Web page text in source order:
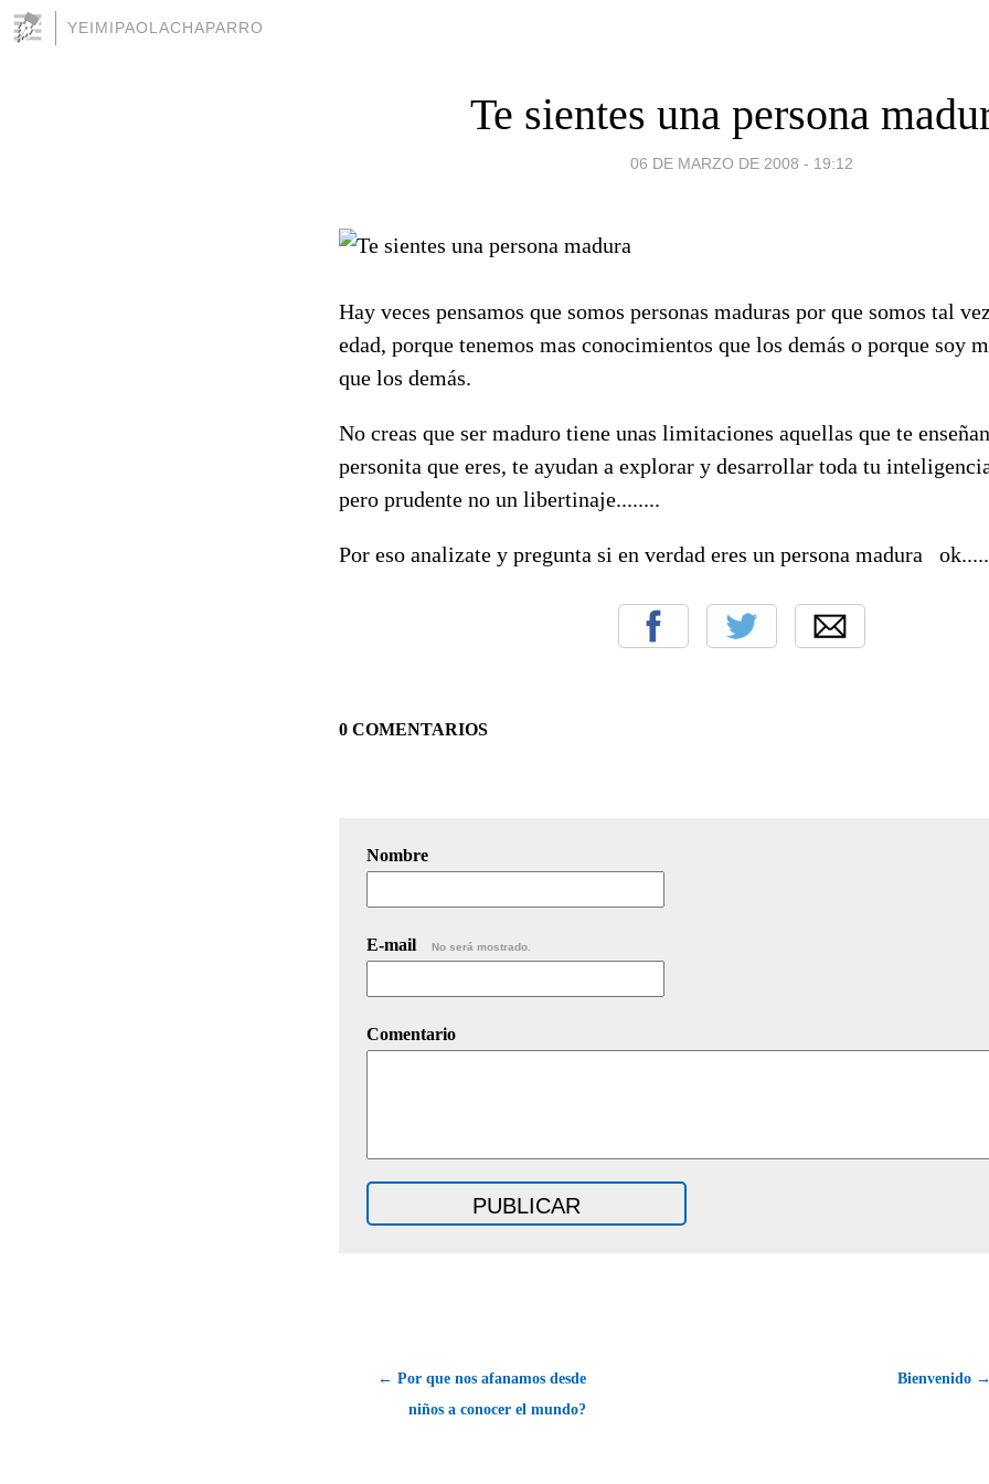
YEIMIPAOLACHAPARRO
Te sientes una persona
06 DE MARZO DE 2008 - 19:12
Hay veces pensamos que somos personas maduras por que somos tal
edad, porque tenemos mas conocimientos que los demás o porque soy
que los demás.
No creas que ser maduro tiene unas limitaciones aquellas que te
personita que eres, te ayudan a explorar y desarrollar toda tu
pero prudente no un libertinaje........
Por eso analizate y pregunta si en verdad eres un persona madura
0 COMENTARIOS
Nombre
E-mail No será mostrado.
Comentario
← Por que nos afanamos desde
niños a conocer el mundo?
Bienvenido